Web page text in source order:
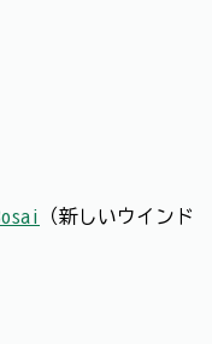
（新しいウインド